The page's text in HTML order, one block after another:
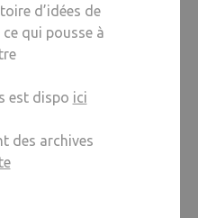
d’idées de
qui pousse à
est dispo ici
des archives